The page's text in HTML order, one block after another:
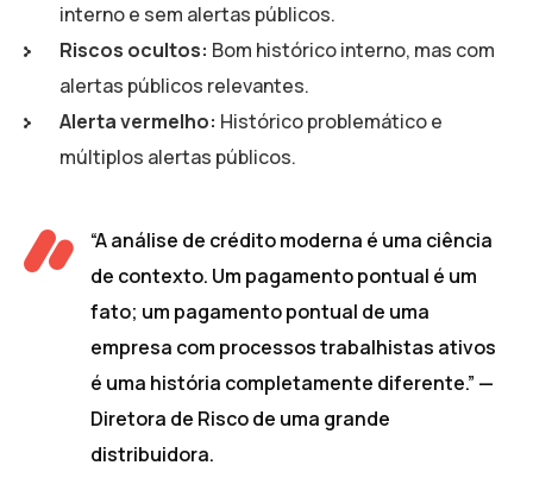
interno e sem alertas públicos.
Riscos ocultos: Bom histórico interno, mas com
alertas públicos relevantes.
Alerta vermelho: Histórico problemático e
múltiplos alertas públicos.
“A análise de crédito moderna é uma ciência
de contexto. Um pagamento pontual é um
fato; um pagamento pontual de uma
empresa com processos trabalhistas ativos
é uma história completamente diferente.” —
Diretora de Risco de uma grande
distribuidora.